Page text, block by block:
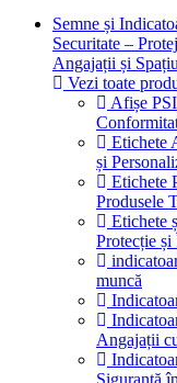
Semne și
Securitate –
Angajații și
Vezi toate
Afișe
Etichete
și
Etichete
Produsele
Etichete
Protecție și
muncă
Angajații
Siguranță